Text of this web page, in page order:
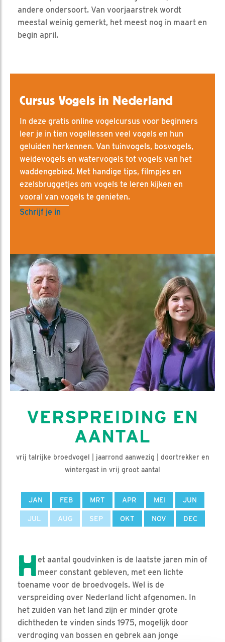
andere ondersoort. Van voorjaarstrek wordt
meestal weinig gemerkt, het meest nog in maart en
begin april.
Cursus Vogels in Nederland
In deze gratis online vogelcursus voor beginners
leer je in tien vogellessen veel vogels en hun
geluiden herkennen. Van tuinvogels, bosvogels,
weidevogels en watervogels tot vogels van het
waddengebied. Met handige tips, filmpjes en
ezelsbruggetjes om vogels te leren kijken en
vooral van vogels te genieten.
Schrijf je in
VERSPREIDING EN
AANTAL
vrij talrijke broedvogel | jaarrond aanwezig | doortrekker en
wintergast in vrij groot aantal
JAN FEB MRT APR MEI JUN
JUL AUG SEP OKT NOV DEC
Het aantal goudvinken is de laatste jaren min of
meer constant gebleven, met een lichte
toename voor de broedvogels. Wel is de
verspreiding over Nederland licht afgenomen. In
het zuiden van het land zijn er minder grote
dichtheden te vinden sinds 1975, mogelijk door
verdroging van bossen en gebrek aan jonge